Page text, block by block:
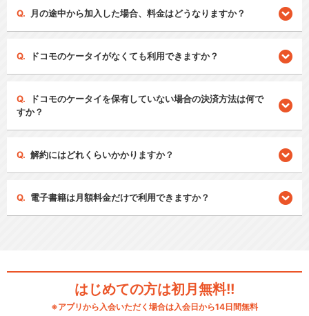
月の途中から加入した場合、料金はどうなりますか？
ドコモのケータイがなくても利用できますか？
ドコモのケータイを保有していない場合の決済方法は何で
すか？
解約にはどれくらいかかりますか？
電子書籍は月額料金だけで利用できますか？
はじめての方は初月無料!!
※アプリから入会いただく場合は入会日から14日間無料